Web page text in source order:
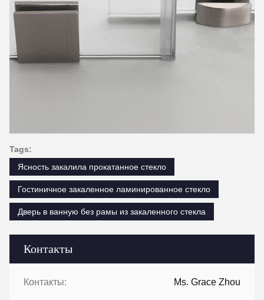
Контакты
Контакты: Ms. Grace Zhou
Tags:
Ясность закалила прокатанное стекло
Гостиничное закаленное ламинированное стекло
Дверь в ванную без рамы из закаленного стекла